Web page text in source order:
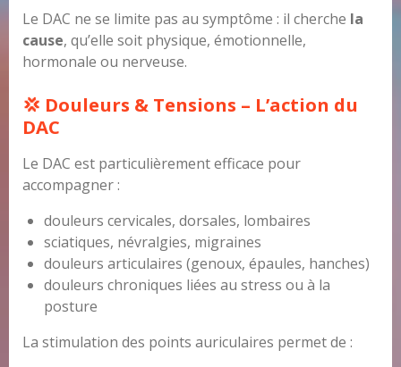
Le DAC ne se limite pas au symptôme : il cherche la
cause, qu’elle soit physique, émotionnelle,
hormonale ou nerveuse.
💢 Douleurs & Tensions – L’action du
DAC
Le DAC est particulièrement efficace pour
accompagner :
douleurs cervicales, dorsales, lombaires
sciatiques, névralgies, migraines
douleurs articulaires (genoux, épaules, hanches)
douleurs chroniques liées au stress ou à la
posture
La stimulation des points auriculaires permet de :